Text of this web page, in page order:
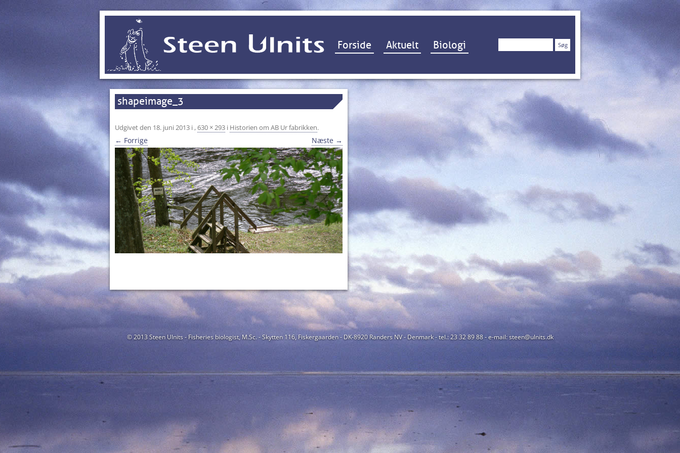
Hop til indhold
Forside Aktuelt Biologi Søg
shapeimage_3
Udgivet den 18. juni 2013 i ,630 × 293 i Historien om AB Ur fabrikken.
← Forrige Næste →
© 2013 Steen Ulnits - Fisheries biologist, M.Sc. - Skytten 116, Fiskergaarden - DK-8920 Randers NV - Denmark - tel.: 23 32 89 88 - e-mail: steen@ulnits.dk